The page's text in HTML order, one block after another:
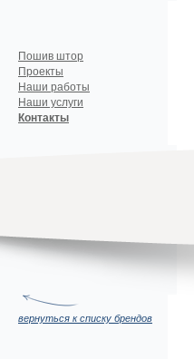
Пошив штор
Проекты
Наши работы
Наши услуги
Контакты
вернуться к списку брендов